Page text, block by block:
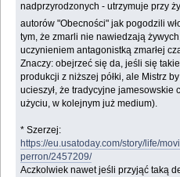
nadprzyrodzonych - utrzymuje przy
autorów "Obecności" jak pogodzili
tym, że zmarli nie nawiedzają
uczynieniem antagonistką zmarłej
Znaczy: obejrzeć się da, jeśli się
produkcji z niższej półki, ale Mistrz
ucieszył, że tradycyjne jamesowskie
użyciu, w kolejnym już medium).
* Szerzej:
https://eu.usatoday.com/story/life/
perron/2457209/
Aczkolwiek nawet jeśli przyjąć taką